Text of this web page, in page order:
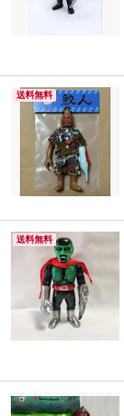
送料無料
送料無料